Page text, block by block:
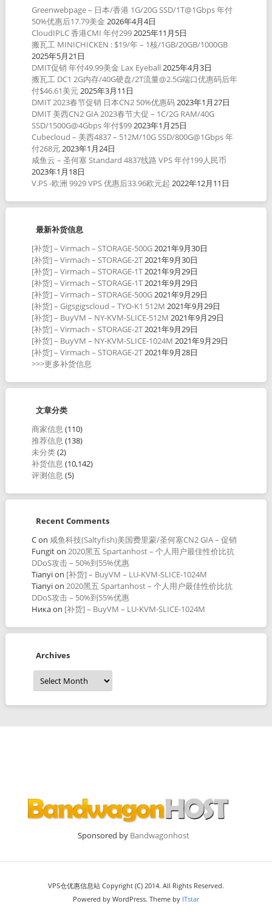
Greenwebpage – 日本/香港 1G/20G SSD/1T@1Gbps 年付
50%优惠后17.79美金 2026年4月4日
CloudIPLC 香港CMI 年付2992025年11月5日
搬瓦工 MINICHICKEN : $19/年 – 1核/1GB/20GB/1000GB
2025年5月21日
DMIT促销 年付49.99美金 Lax Eyeball 2025年4月3日
搬瓦工 DC1 2G内存/40G硬盘/2T流量@2.5G端口优惠码后年
付$46.61美元2025年3月11日
DMIT 2023春节促销 日本CN2 50%优惠码2023年1月27日
DMIT 美西CN2 GIA 2023春节大促 – 1C/2G RAM/40G
SSD/1500G@4Gbps 年付$992023年1月25日
Cubecloud – 美西4837 – 512M/10G SSD/800G@1Gbps 年
付268元2023年1月24日
咸鱼云 – 圣何塞 Standard 4837线路 VPS 年付199人民币
2023年1月18日
V.PS -欧洲 9929 VPS 优惠后33.96欧元起 2022年12月11日
最新补货信息
[补货] – Virmach – STORAGE-500G2021年9月30日
[补货] – Virmach – STORAGE-2T2021年9月30日
[补货] – Virmach – STORAGE-1T2021年9月29日
[补货] – Virmach – STORAGE-1T2021年9月29日
[补货] – Virmach – STORAGE-500G2021年9月29日
[补货] – Gigsgigscloud – TYO-K1 512M 2021年9月29日
[补货] – BuyVM – NY-KVM-SLICE-512M 2021年9月29日
[补货] – Virmach – STORAGE-2T2021年9月29日
[补货] – BuyVM – NY-KVM-SLICE-1024M 2021年9月29日
[补货] – Virmach – STORAGE-2T2021年9月28日
>>>更多补货信息
文章分类
商家信息 (110)
推荐信息 (138)
未分类(2)
补货信息 (10,142)
评测信息 (5)
Recent Comments
Con 咸鱼科技(Saltyfish)美国费里蒙/圣何塞CN2 GIA – 促销
Fungiton 2020黑五 Spartanhost – 个人用户最佳性价比抗
DDoS攻击 – 50%到55%优惠
Tianyion [补货] – BuyVM – LU-KVM-SLICE-1024M
Tianyion 2020黑五 Spartanhost – 个人用户最佳性价比抗
DDoS攻击 – 50%到55%优惠
Никаon [补货] – BuyVM – LU-KVM-SLICE-1024M
Archives
Archives
Sponsored by Bandwagonhost
VPS仓优惠信息站 Copyright (C) 2014. All Rights Reserved.
Powered by WordPress. Theme by ITstar